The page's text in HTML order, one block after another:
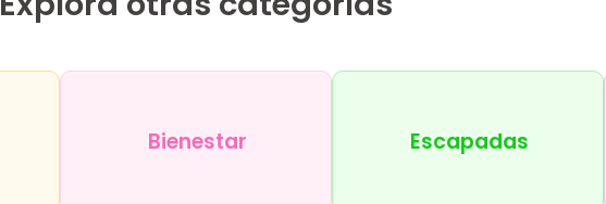
Bienestar Escapadas